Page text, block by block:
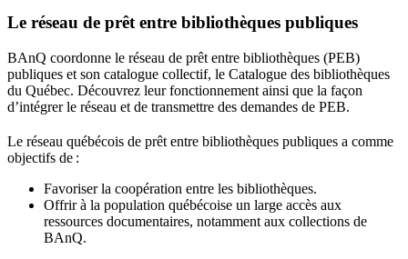
Le réseau de prêt entre bibliothèques publiques
BAnQ coordonne le réseau de prêt entre bibliothèques (PEB)
publiques et son catalogue collectif, le Catalogue des bibliothèques
du Québec. Découvrez leur fonctionnement ainsi que la façon
d’intégrer le réseau et de transmettre des demandes de PEB.
Le réseau québécois de prêt entre bibliothèques publiques a comme
objectifs de :
Favoriser la coopération entre les bibliothèques.
Offrir à la population québécoise un large accès aux
ressources documentaires, notamment aux collections de
BAnQ.